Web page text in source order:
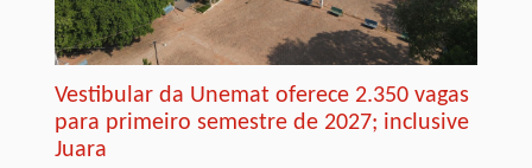
Vestibular da Unemat oferece 2.350 vagas
para primeiro semestre de 2027; inclusive
Juara